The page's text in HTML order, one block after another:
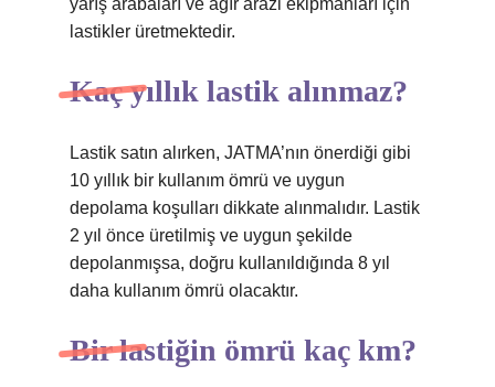
yarış arabaları ve ağır arazi ekipmanları için
lastikler üretmektedir.
Kaç yıllık lastik alınmaz?
Lastik satın alırken, JATMA’nın önerdiği gibi
10 yıllık bir kullanım ömrü ve uygun
depolama koşulları dikkate alınmalıdır. Lastik
2 yıl önce üretilmiş ve uygun şekilde
depolanmışsa, doğru kullanıldığında 8 yıl
daha kullanım ömrü olacaktır.
Bir lastiğin ömrü kaç km?